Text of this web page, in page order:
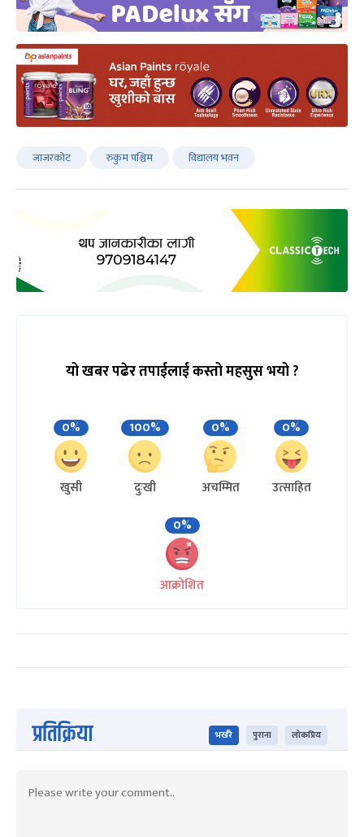
जाजरकोट रुकुम पश्चिम विद्यालय भवन
यो खबर पढेर तपाईलाई कस्तो महसुस भयो ?
0%
खुसी
100%
दुःखी
0%
अचम्मित
0%
उत्साहित
0%
आक्रोशित
प्रतिक्रिया भर्खरै पुराना लोकप्रिय